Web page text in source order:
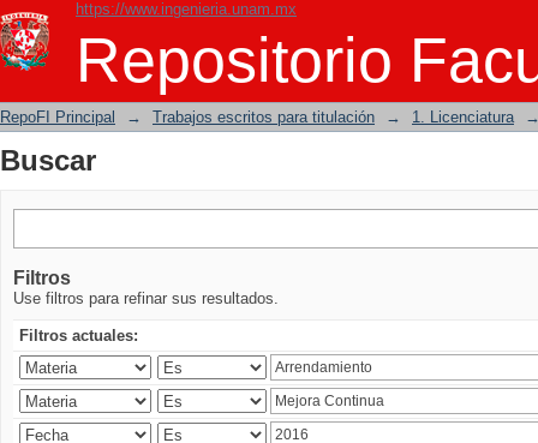
https://www.ingenieria.unam.mx
Repositorio
Buscar
RepoFI Principal → Trabajos escritos para titulación → 1. Licenciatura
Buscar
Filtros
Use filtros para refinar sus resultados.
Filtros actuales: